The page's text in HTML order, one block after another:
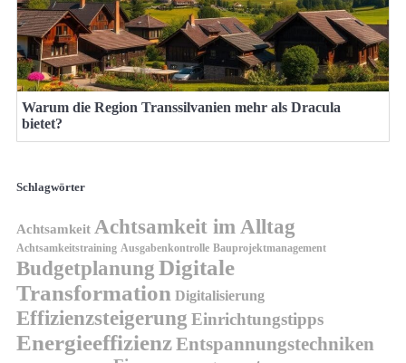
Warum die Region Transsilvanien mehr als Dracula
bietet?
Schlagwörter
Achtsamkeit Achtsamkeit im Alltag
Achtsamkeitstraining Ausgabenkontrolle Bauprojektmanagement
BudgetplanungDigitale
Transformation Digitalisierung
Effizienzsteigerung Einrichtungstipps
EnergieeffizienzEntspannungstechniken